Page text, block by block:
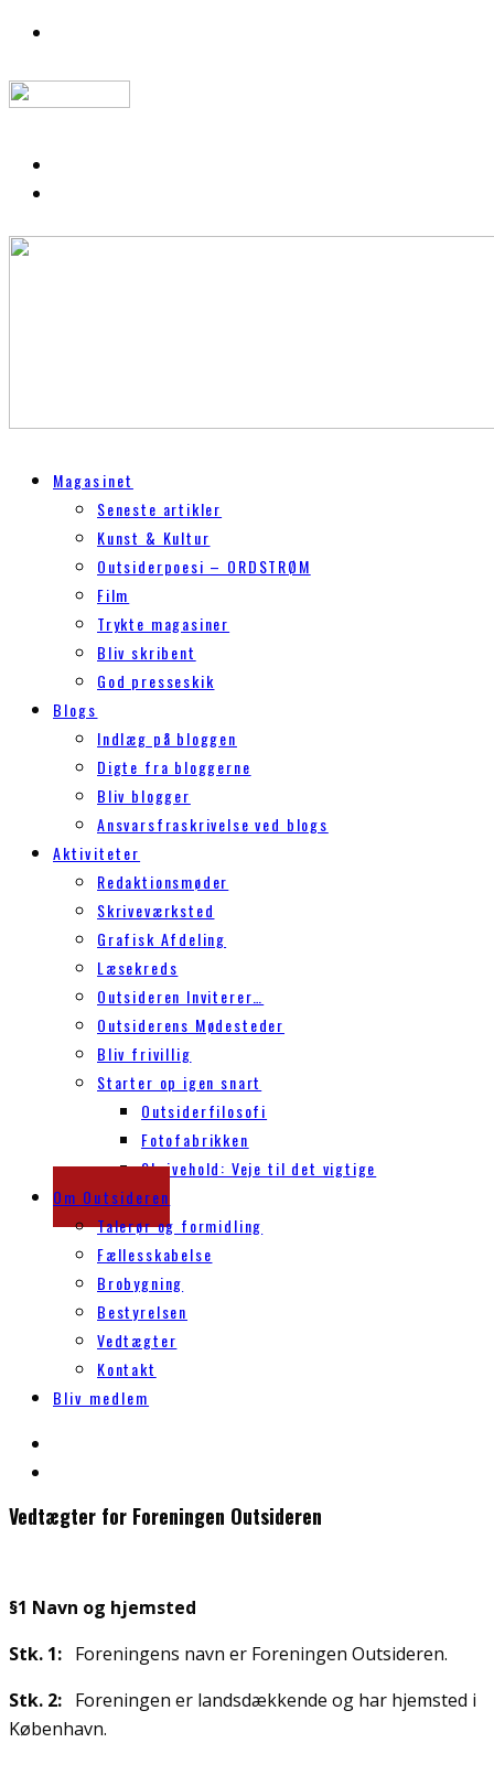
Magasinet
Seneste artikler
Kunst & Kultur
Outsiderpoesi – ORDSTRØM
Film
Trykte magasiner
Bliv skribent
God presseskik
Blogs
Indlæg på bloggen
Digte fra bloggerne
Bliv blogger
Ansvarsfraskrivelse ved blogs
Aktiviteter
Redaktionsmøder
Skriveværksted
Grafisk Afdeling
Læsekreds
Outsideren Inviterer…
Outsiderens Mødesteder
Bliv frivillig
Starter op igen snart
Outsiderfilosofi
Fotofabrikken
Skrivehold: Veje til det vigtige
Om Outsideren
Talerør og formidling
Fællesskabelse
Brobygning
Bestyrelsen
Vedtægter
Kontakt
Bliv medlem
Vedtægter for Foreningen Outsideren
§1 Navn og hjemsted
Stk. 1: Foreningens navn er Foreningen Outsideren.
Stk. 2: Foreningen er landsdækkende og har hjemsted i
København.